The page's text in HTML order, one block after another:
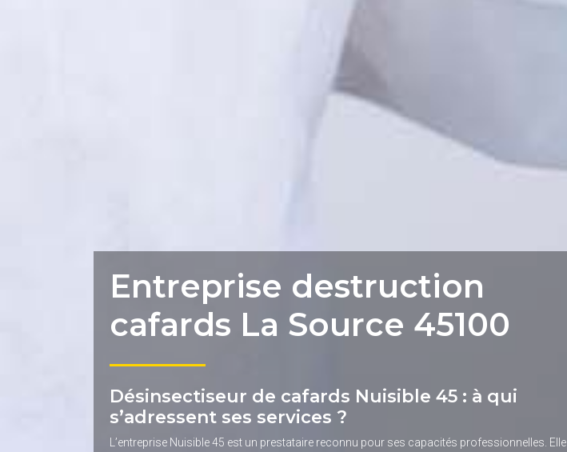
Entreprise destruction
cafards La Source 45100
Désinsectiseur de cafards Nuisible 45 : à qui
s’adressent ses services ?
L’entreprise Nuisible 45 est un prestataire reconnu pour ses capacités professionnelles. Elle